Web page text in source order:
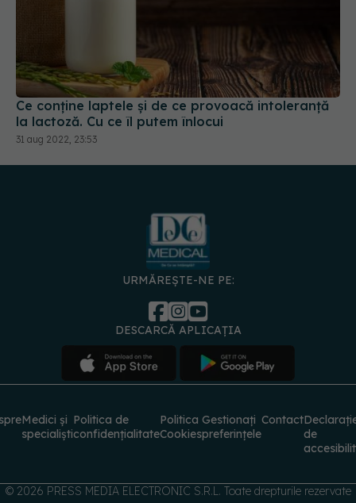
Ce conține laptele și de ce provoacă intoleranță
la lactoză. Cu ce îl putem înlocui
31 aug 2022, 23:53
URMĂREȘTE-NE PE:
DESCARCĂ APLICAȚIA
Medici și
specialiști
Politica de
confidențialitate
Politica
Cookies
Gestionați
preferințele
Contact
de
© 2026 PRESS MEDIA ELECTRONIC S.R.L. Toate drepturile rezervate